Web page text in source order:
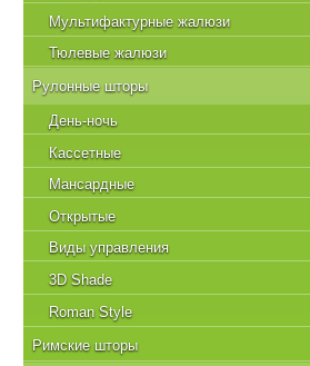
Мультифактурные жалюзи
Тюлевые жалюзи
Рулонные шторы
День-ночь
Кассетные
Мансардные
Открытые
Виды управления
3D Shade
Roman Style
Римские шторы